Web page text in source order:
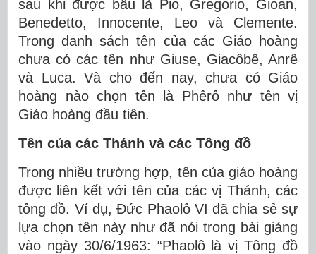
sau khi được bầu là Pio, Gregorio, Gioan,
Benedetto, Innocente, Leo và Clemente.
Trong danh sách tên của các Giáo hoàng
chưa có các tên như Giuse, Giacôbê, Anrê
và Luca. Và cho đến nay, chưa có Giáo
hoàng nào chọn tên là Phêrô như tên vị
Giáo hoàng đầu tiên.
Tên của các Thánh và các Tông đồ
Trong nhiều trường hợp, tên của giáo hoàng
được liên kết với tên của các vị Thánh, các
tông đồ. Ví dụ, Đức Phaolô VI đã chia sẻ sự
lựa chọn tên này như đã nói trong bài giảng
vào ngày 30/6/1963: “Phaolô là vị Tông đồ